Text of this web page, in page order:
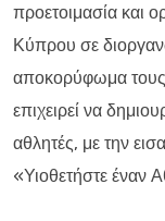
προετοιμασία και
Κύπρου σε
αποκορύφωμα
επιχειρεί να
αθλητές, με την
«Υιοθετήστε έναν